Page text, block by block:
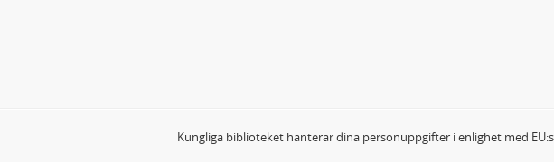
Kungliga biblioteket hanterar dina personuppgifter i enlighet med